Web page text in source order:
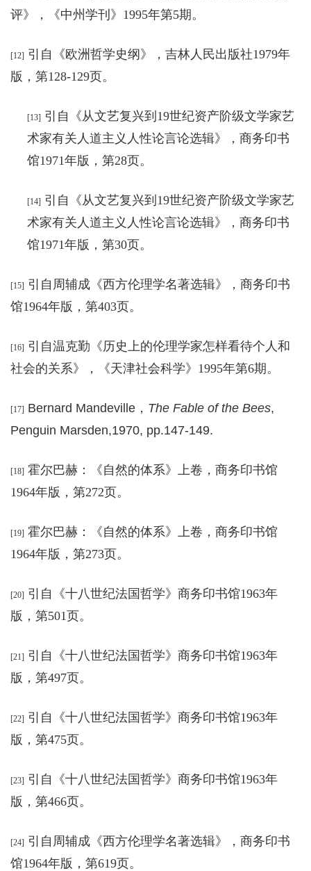
评》，《中州学刊》1995年第5期。
[12] 引自《欧洲哲学史纲 》， 吉林人民出版社1979年
版，第128-129页。
[13] 引自《从文艺复兴到19世纪资产阶级文学家艺
术家有关人道主义人性论言论选辑》， 商务印书
馆1971年版，第28页。
[14] 引自《从文艺复兴到19世纪资产阶级文学家艺
术家有关人道主义人性论言论选辑》， 商务印书
馆1971年版，第30页。
[15] 引自 周辅成《西方伦理学名著选辑》， 商务印书
馆1964年版，第403页。
[16] 引自温克勤《历史上的伦理学家怎样看待个人和
社会的关系》，《天津社会科学》1995年第6期。
[17] Bernard Mandeville ， The Fable of the Bees,
Penguin Marsden,1970, pp.147-149.
[18] 霍尔巴赫：《自然的体系》 上卷，商务印书馆
1964年版，第272页。
[19] 霍尔巴赫：《自然的体系》 上卷，商务印书馆
1964年版，第273页。
[20] 引自《十八世纪法国哲学》 商务印书馆1963年
版，第501页。
[21] 引自《十八世纪法国哲学》 商务印书馆1963年
版，第497页。
[22] 引自 《十八世纪法国哲学》 商务印书馆1963年
版，第475页。
[23] 引自 《十八世纪法国哲学》 商务印书馆1963年
版，第466页。
[24] 引自 周辅成《西方伦理学名著选辑》， 商务印书
馆1964年版，第619页。